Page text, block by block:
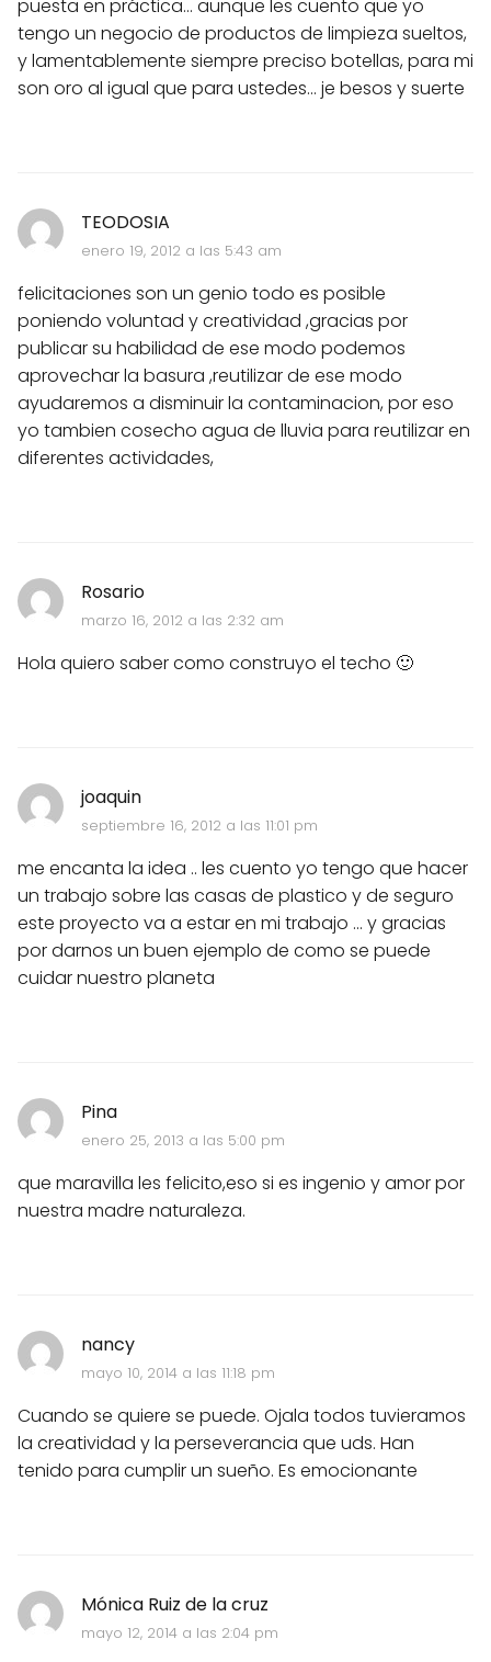
puesta en práctica... aunque les cuento que yo
tengo un negocio de productos de limpieza sueltos,
y lamentablemente siempre preciso botellas, para mi
son oro al igual que para ustedes... je besos y suerte
TEODOSIA
enero 19, 2012 a las 5:43 am
felicitaciones son un genio todo es posible
poniendo voluntad y creatividad ,gracias por
publicar su habilidad de ese modo podemos
aprovechar la basura ,reutilizar de ese modo
ayudaremos a disminuir la contaminacion, por eso
yo tambien cosecho agua de lluvia para reutilizar en
diferentes actividades,
Rosario
marzo 16, 2012 a las 2:32 am
Hola quiero saber como construyo el techo 🙂
joaquin
septiembre 16, 2012 a las 11:01 pm
me encanta la idea .. les cuento yo tengo que hacer
un trabajo sobre las casas de plastico y de seguro
este proyecto va a estar en mi trabajo ... y gracias
por darnos un buen ejemplo de como se puede
cuidar nuestro planeta
Pina
enero 25, 2013 a las 5:00 pm
que maravilla les felicito,eso si es ingenio y amor por
nuestra madre naturaleza.
nancy
mayo 10, 2014 a las 11:18 pm
Cuando se quiere se puede. Ojala todos tuvieramos
la creatividad y la perseverancia que uds. Han
tenido para cumplir un sueño. Es emocionante
Mónica Ruiz de la cruz
mayo 12, 2014 a las 2:04 pm